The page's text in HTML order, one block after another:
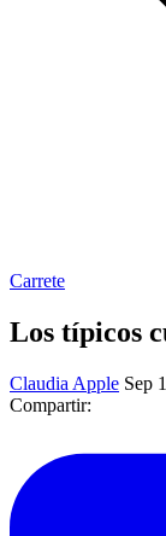
Carrete
Los típicos
Claudia Apple Sep
Compartir: